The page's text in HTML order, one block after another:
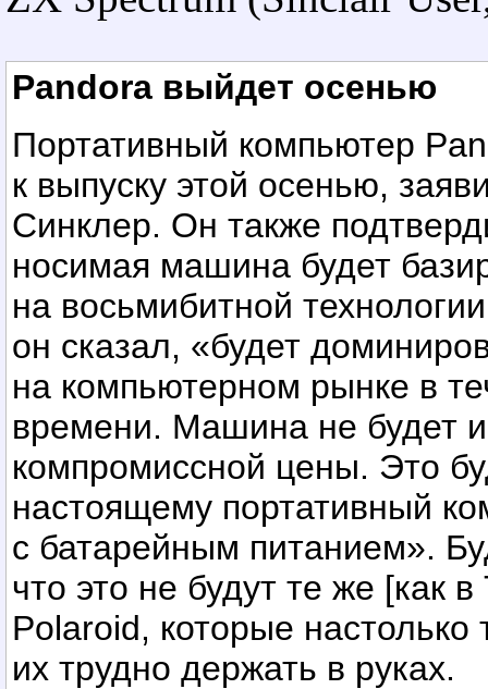
Pandora выйдет осенью
Портативный компьютер
к выпуску этой осенью,
Синклер. Он также
носимая машина будет
на восьмибитной
он сказал, «будет
на компьютерном рынке в
времени. Машина не будет
компромиссной цены. Это
настоящему портативный
с батарейным питанием».
что это не будут те же [как
Polaroid, которые настолько
их трудно держать в руках.